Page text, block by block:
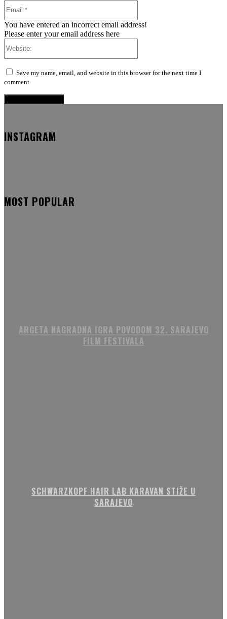
You have entered an incorrect email address!
Please enter your email address here
Save my name, email, and website in this browser for the next time I
comment.
INSTAGRAM
MOST POPULAR
ARGETA NAGRADNA IGRA POVODOM 32. SARAJEVO
FILM FESTIVALA
SCHWARZKOPF HAIR LAB KARAVAN STIŽE U
SARAJEVO